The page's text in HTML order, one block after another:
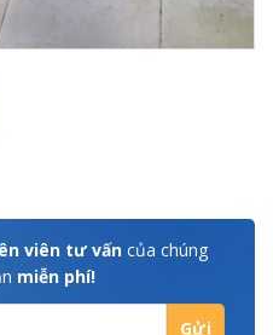
viên tư vấn của chúng
miễn phí!